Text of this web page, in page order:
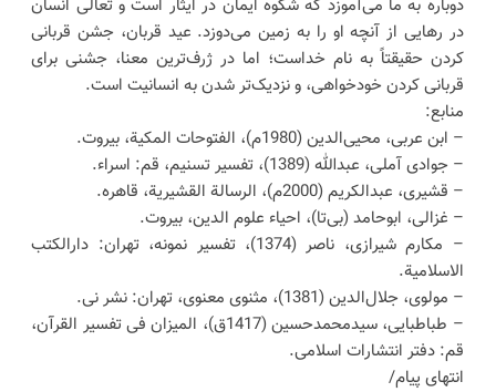
دوباره به ما می‌آموزد که شکوه ایمان در ایثار است و تعالی انسان
در رهایی از آنچه او را به زمین می‌دوزد. عید قربان، جشن قربانی
کردن حقیقتاً به نام خداست؛ اما در ژرف‌ترین معنا، جشنی برای
قربانی کردن خودخواهی، و نزدیک‌تر شدن به انسانیت است.
منابع:
– ابن عربی، محیی‌الدین (1980م)، الفتوحات المکیة، بیروت.
– جوادی آملی، عبدالله (1389)، تفسیر تسنیم، قم: اسراء.
– قشیری، عبدالکریم (2000م)، الرسالة القشیریة، قاهره.
– غزالی، ابوحامد (بی‌تا)، احیاء علوم الدین، بیروت.
– مکارم شیرازی، ناصر (1374)، تفسیر نمونه، تهران: دارالکتب
الاسلامیة.
– مولوی، جلال‌الدین (1381)، مثنوی معنوی، تهران: نشر نی.
– طباطبایی، سیدمحمدحسین (1417ق)، المیزان فی تفسیر القرآن،
قم: دفتر انتشارات اسلامی.
انتهای پیام/